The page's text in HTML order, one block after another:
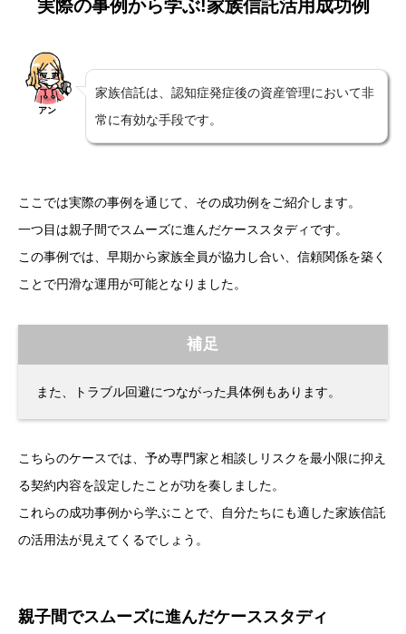
実際の事例から学ぶ!家族信託活用成功例
アン
家族信託は、認知症発症後の資産管理において非
常に有効な手段です。
ここでは実際の事例を通じて、その成功例をご紹介します。
一つ目は親子間でスムーズに進んだケーススタディです。
この事例では、早期から家族全員が協力し合い、信頼関係を築く
ことで円滑な運用が可能となりました。
補足
また、トラブル回避につながった具体例もあります。
こちらのケースでは、予め専門家と相談しリスクを最小限に抑え
る契約内容を設定したことが功を奏しました。
これらの成功事例から学ぶことで、自分たちにも適した家族信託
の活用法が見えてくるでしょう。
親子間でスムーズに進んだケーススタディ